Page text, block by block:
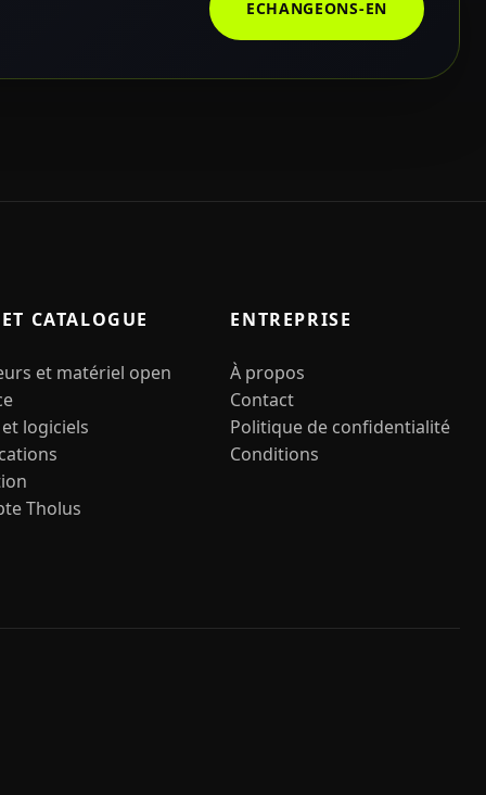
ECHANGEONS-EN
CATALOGUE
et matériel open
logiciels
Tholus
ENTREPRISE
À propos
Contact
Politique de confidentialité
Conditions